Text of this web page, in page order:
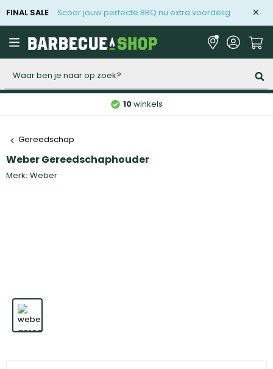
FINAL SALE Scoor jouw perfecte BBQ nu extra voordelig
10winkels
Gereedschap
Weber Gereedschaphouder
Merk: Weber